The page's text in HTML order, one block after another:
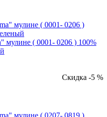
мулине ( 0001- 0206 ) 100%
Скидка -5 %